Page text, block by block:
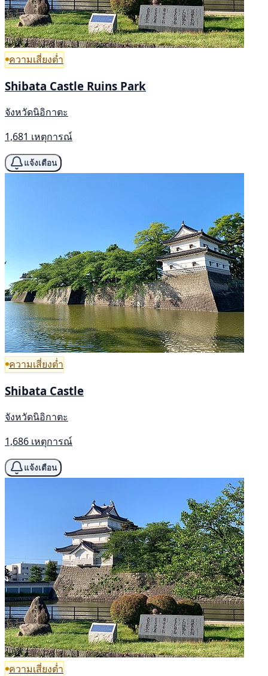
ความเสี่ยงต่ำ
Shibata Castle Ruins Park
จังหวัดนิอิกาตะ
1,681 เหตุการณ์
แจ้งเตือน
ความเสี่ยงต่ำ
Shibata Castle
จังหวัดนิอิกาตะ
1,686 เหตุการณ์
แจ้งเตือน
ความเสี่ยงต่ำ